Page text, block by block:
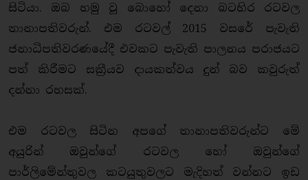
සිටියා. ඔබ හමු වූ බොහෝ දෙනා බටහිර රටවල
තානාපතිවරුන්. එම රටවල් 2015 වසරේ පැවැති
ජනාධිපතිවරණයේදී එවකට පැවැති පාලනය පරාජයට
පත් කිරීමට සක්‍රීයව දායකත්වය දුන් බව කවුරුත්
දන්නා රහසක්.
එම රටවල සිටින අපගේ තානාපතිවරුන්ට මේ
අයුරින් ඔවුන්ගේ රටවල හෝ ඔවුන්ගේ
පාර්ලිමේන්තුවල කටයුතුවලට මැදිහත් වන්නට ඉඩ